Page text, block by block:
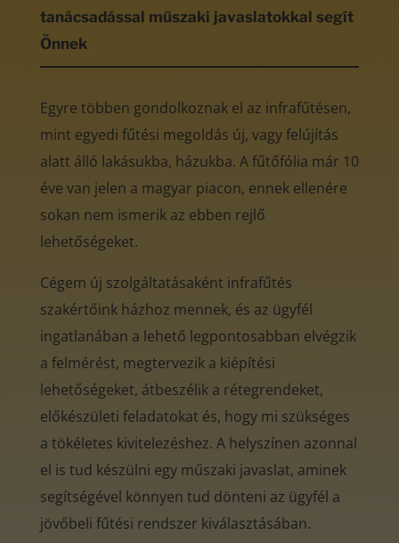
tanácsadással műszaki javaslatokkal segít
Önnek
Egyre többen gondolkoznak el az infrafűtésen,
mint egyedi fűtési megoldás új, vagy felújítás
alatt álló lakásukba, házukba. A fűtőfólia már 10
éve van jelen a magyar piacon, ennek ellenére
sokan nem ismerik az ebben rejlő
lehetőségeket.
Cégem új szolgáltatásaként infrafűtés
szakértőink házhoz mennek, és az ügyfél
ingatlanában a lehető legpontosabban elvégzik
a felmérést, megtervezik a kiépítési
lehetőségeket, átbeszélik a rétegrendeket,
előkészületi feladatokat és, hogy mi szükséges
a tökéletes kivitelezéshez. A helyszínen azonnal
el is tud készülni egy műszaki javaslat, aminek
segítségével könnyen tud dönteni az ügyfél a
jövőbeli fűtési rendszer kiválasztásában.